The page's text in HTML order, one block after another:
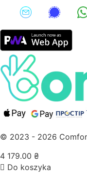
© 2023 - 2026
4 179.00 ₴
Do koszyka